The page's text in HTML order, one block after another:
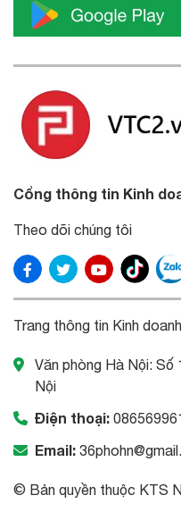
Cổng thông tin Kinh
Theo dõi chúng tôi
Trang thông tin Kinh
Văn phòng Hà Nội: Số
Nội
Điện thoại:
Email:
© Bản quyền thuộc KTS